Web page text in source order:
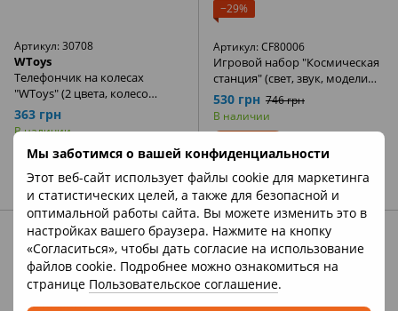
Мы заботимся о вашей конфиденциальности
Этот веб-сайт использует файлы cookie для маркетинга
и статистических целей, а также для безопасной и
оптимальной работы сайта. Вы можете изменить это в
настройках вашего браузера. Нажмите на кнопку
«Согласиться», чтобы дать согласие на использование
файлов cookie. Подробнее можно ознакомиться на
странице Пользовательское соглашение.
Артикул: 30708
WToys
Телефончик на колесах
"WToys" (2 цвета, колесо
свободного движения, песни,
цифры, звуки, сказки) 30708
363 грн
В наличии
Купить
−29%
Артикул: CF80006
Игровой набор "Космическая
станция" (свет, звук, модели
ракеты, набор астронавтов,
аксессуары) CF80006
530 грн 746 грн
В наличии
Купить